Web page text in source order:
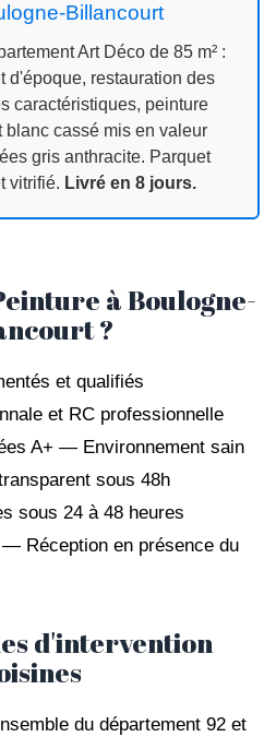
Billancourt
Art Déco de 85 m² :
d'époque, restauration des
caractéristiques, peinture
blanc cassé mis en valeur
gris anthracite. Parquet
vitrifié. Livré en 8 jours.
à Boulogne-
?
et qualifiés
et RC professionnelle
A+ — Environnement sain
sous 48h
sous 24 à 48 heures
Réception en présence du
d'intervention
du département 92 et